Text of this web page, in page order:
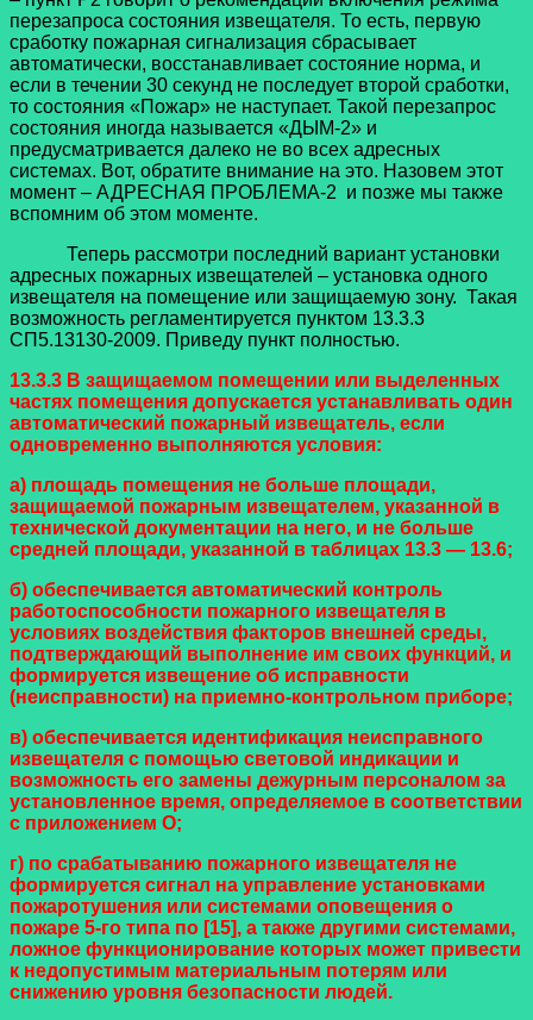
перезапроса состояния извещателя. То есть, первую
сработку пожарная сигнализация сбрасывает
автоматически, восстанавливает состояние норма, и
если в течении 30 секунд не последует второй сработки,
то состояния «Пожар» не наступает. Такой перезапрос
состояния иногда называется «ДЫМ-2» и
предусматривается далеко не во всех адресных
системах. Вот, обратите внимание на это. Назовем этот
момент – АДРЕСНАЯ ПРОБЛЕМА-2 и позже мы также
вспомним об этом моменте.
Теперь рассмотри последний вариант установки
адресных пожарных извещателей – установка одного
извещателя на помещение или защищаемую зону. Такая
возможность регламентируется пунктом 13.3.3
СП5.13130-2009. Приведу пункт полностью.
13.3.3 В защищаемом помещении или выделенных
частях помещения допускается устанавливать один
автоматический пожарный извещатель, если
одновременно выполняются условия:
а) площадь помещения не больше площади,
защищаемой пожарным извещателем, указанной в
технической документации на него, и не больше
средней площади, указанной в таблицах 13.3 — 13.6;
б) обеспечивается автоматический контроль
работоспособности пожарного извещателя в
условиях воздействия факторов внешней среды,
подтверждающий выполнение им своих функций, и
формируется извещение об исправности
(неисправности) на приемно-контрольном приборе;
в) обеспечивается идентификация неисправного
извещателя с помощью световой индикации и
возможность его замены дежурным персоналом за
установленное время, определяемое в соответствии
с приложением О;
г) по срабатыванию пожарного извещателя не
формируется сигнал на управление установками
пожаротушения или системами оповещения о
пожаре 5-го типа по [15], а также другими системами,
ложное функционирование которых может привести
к недопустимым материальным потерям или
снижению уровня безопасности людей.